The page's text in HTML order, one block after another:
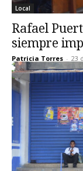
Local
Rafael
siempre
Patricia Torres - 23